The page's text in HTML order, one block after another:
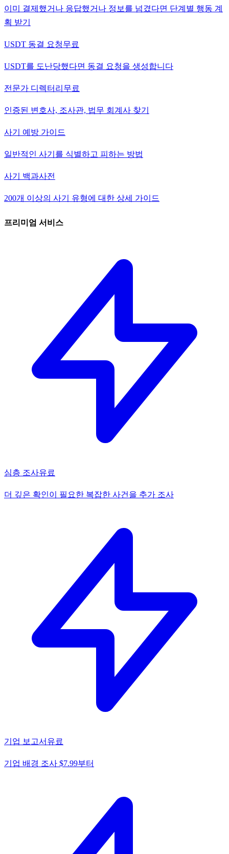
이미 결제했거나 응답했거나 정보를 넘겼다면 단계별 행동 계
획 받기
USDT 동결 요청무료
USDT를 도난당했다면 동결 요청을 생성합니다
전문가 디렉터리 무료
인증된 변호사, 조사관, 법무 회계사 찾기
사기 예방 가이드
일반적인 사기를 식별하고 피하는 방법
사기 백과사전
200개 이상의 사기 유형에 대한 상세 가이드
프리미엄 서비스
심층 조사유료
더 깊은 확인이 필요한 복잡한 사건을 추가 조사
기업 보고서 유료
기업 배경 조사 $7.99부터